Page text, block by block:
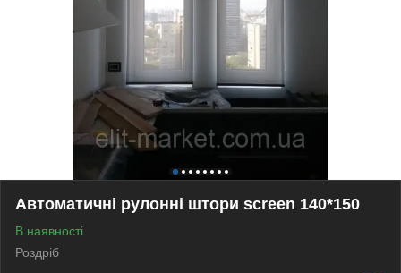
Автоматичні рулонні штори screen 140*150
В наявності
Роздріб